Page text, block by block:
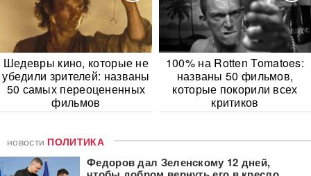
Шедевры кино, которые не
убедили зрителей: названы
50 самых переоцененных
фильмов
100% на Rotten Tomatoes:
названы 50 фильмов,
которые покорили всех
критиков
новости ПОЛИТИКА
Федоров дал Зеленскому 12 дней,